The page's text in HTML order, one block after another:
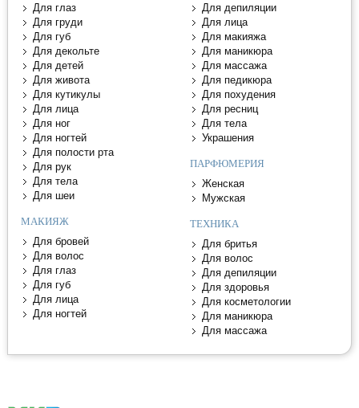
Для глаз
Для груди
Для губ
Для декольте
Для детей
Для живота
Для кутикулы
Для лица
Для ног
Для ногтей
Для полости рта
Для рук
Для тела
Для шеи
МАКИЯЖ
Для бровей
Для волос
Для глаз
Для губ
Для лица
Для ногтей
Для депиляции
Для лица
Для макияжа
Для маникюра
Для массажа
Для педикюра
Для похудения
Для ресниц
Для тела
Украшения
ПАРФЮМЕРИЯ
Женская
Мужская
ТЕХНИКА
Для бритья
Для волос
Для депиляции
Для здоровья
Для косметологии
Для маникюра
Для массажа